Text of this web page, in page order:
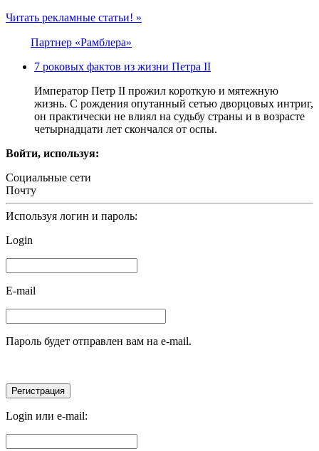
Читать рекламные статьи! »
Партнер «Рамблера»
7 роковых фактов из жизни Петра II
Император Петр II прожил короткую и мятежную
жизнь. С рождения опутанный сетью дворцовых интриг,
он практически не влиял на судьбу страны и в возрасте
четырнадцати лет скончался от оспы.
Войти, используя:
Социальные сети
Почту
Используя логин и пароль:
Login
E-mail
Пароль будет отправлен вам на e-mail.
Login или e-mail: